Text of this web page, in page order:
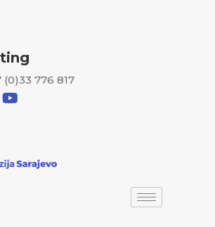
(0)33 776 817